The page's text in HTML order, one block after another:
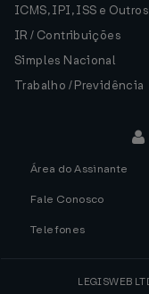
ICMS, IPI, ISS e Outros
IR / Contribuições
Simples Nacional
Trabalho / Previdência
Área do Assinante
Fale Conosco
Telefones
LEGISWEB